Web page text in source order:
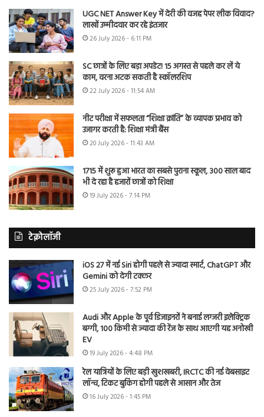
UGC NET Answer Key में देरी की वजह पेपर लीक विवाद?
लाखों उम्मीदवार कर रहे इंतजार
26 July 2026 - 6:11 PM
SC छात्रों के लिए बड़ा अपडेट! 15 अगस्त से पहले कर लें ये
काम, वरना अटक सकती है स्कॉलरशिप
22 July 2026 - 11:54 AM
नीट परीक्षा में सफलता “शिक्षा क्रांति” के व्यापक प्रभाव को
उजागर करती है: शिक्षा मंत्री बैंस
20 July 2026 - 11:43 AM
1715 में शुरू हुआ भारत का सबसे पुराना स्कूल, 300 साल बाद
भी दे रहा है हजारों छात्रों को शिक्षा
19 July 2026 - 7:14 PM
टेक्नोलॉजी
iOS 27 में नई Siri होगी पहले से ज्यादा स्मार्ट, ChatGPT और
Gemini को देगी टक्कर
25 July 2026 - 7:52 PM
Audi और Apple के पूर्व डिजाइनरों ने बनाई लग्जरी इलेक्ट्रिक
बग्गी, 100 किमी से ज्यादा की रेंज के साथ आएगी यह अनोखी
EV
19 July 2026 - 4:48 PM
रेल यात्रियों के लिए बड़ी खुशखबरी, IRCTC की नई वेबसाइट
लॉन्च, टिकट बुकिंग होगी पहले से आसान और तेज
16 July 2026 - 1:45 PM